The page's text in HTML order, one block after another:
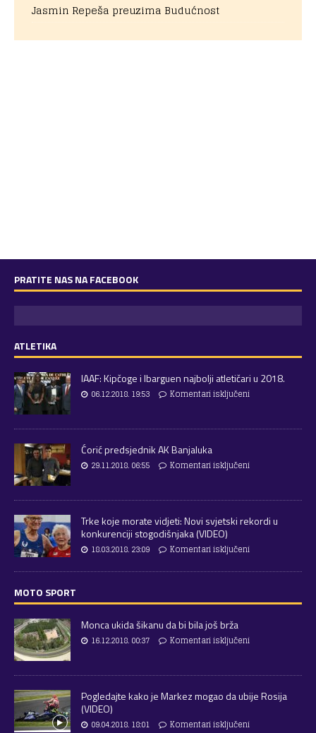
Jasmin Repeša preuzima Budućnost
PRATITE NAS NA FACEBOOK
ATLETIKA
IAAF: Kipčoge i Ibarguen najbolji atletičari u 2018.
06.12.2018. 19:53 Komentari isključeni
Ćorić predsjednik AK Banjaluka
29.11.2018. 06:55 Komentari isključeni
Trke koje morate vidjeti: Novi svjetski rekordi u
konkurenciji stogodišnjaka (VIDEO)
18.03.2018. 23:09 Komentari isključeni
MOTO SPORT
Monca ukida šikanu da bi bila još brža
16.12.2018. 00:37 Komentari isključeni
Pogledajte kako je Markez mogao da ubije Rosija
(VIDEO)
09.04.2018. 18:01 Komentari isključeni